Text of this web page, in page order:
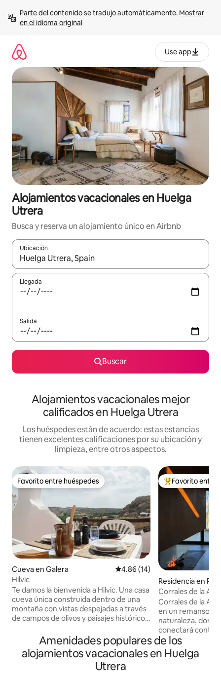
contenido
Parte del contenido se tradujo automáticamente. Mostrar
en el idioma original
Use app
Alojamientos vacacionales en Huelga
Utrera
Busca y reserva un alojamiento único en Airbnb
Ubicación
Cuando los resultados estén disponibles, podrás navegar
Llegada
Salida
Buscar
Alojamientos vacacionales mejor
calificados en Huelga Utrera
Los huéspedes están de acuerdo: estas estancias
tienen excelentes calificaciones por su ubicación y
limpieza, entre otros aspectos.
Favorito entre huéspedes
Favorito entre huéspedes
Cueva en Galera Calificación promedio: 4.86 de
4.86 (14)
Hilvic
Te damos la bienvenida a Hilvic. Una casa
cueva única construida dentro de una
montaña con vistas despejadas a través
de campos de olivos y paisajes históricos.
en la azotea, tienes todo lo que
necesitas para una estancia relajante y
ligeramente diferente. Disfruta de tu
café de la mañana con una vista
De los mejores
Favorito entre
Residencia en
Corrales de la
Paisajístico
Corrales de la
en un remanso
naturaleza,
conectará
paisajístico
plena naturaleza
comodidades en
Amenidades populares de los
alojamientos vacacionales en Huelga
Utrera